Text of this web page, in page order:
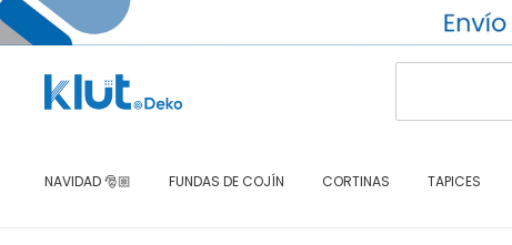
NAVIDAD 🎅🏼 FUNDAS DE COJÍN CORTINAS TAPICES